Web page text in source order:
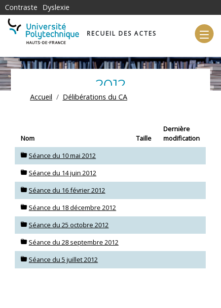
Aller au contenu principal
Contraste Dyslexie
RECUEIL DES ACTES
2012
FIL D'ARIANE
Accueil Délibérations du CA
Nom Taille
Dernière
modification
Séance du 10 mai 2012
Séance du 14 juin 2012
Séance du 16 février 2012
Séance du 18 décembre 2012
Séance du 25 octobre 2012
Séance du 28 septembre 2012
Séance du 5 juillet 2012